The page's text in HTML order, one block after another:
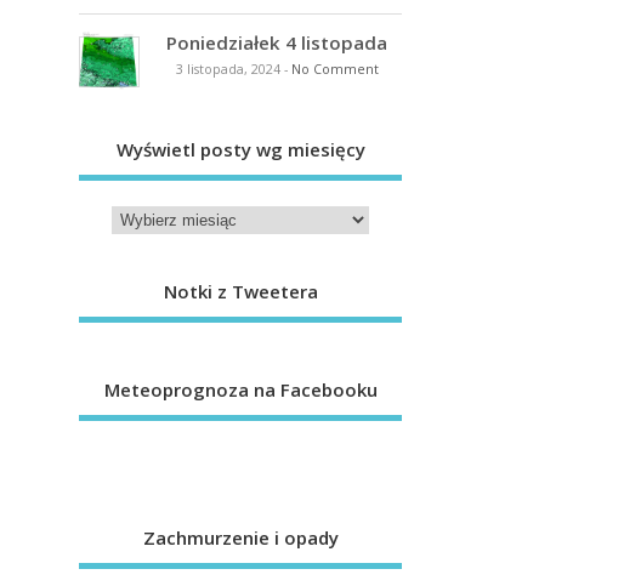
Poniedziałek 4 listopada
3 listopada, 2024- No Comment
Wyświetl posty wg miesięcy
Notki z Tweetera
Meteoprognoza na Facebooku
Zachmurzenie i opady